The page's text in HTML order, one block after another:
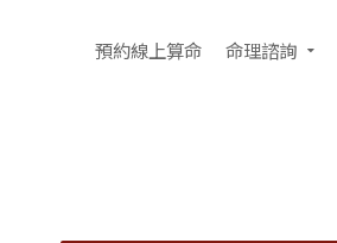
預約線上算命 命理諮詢